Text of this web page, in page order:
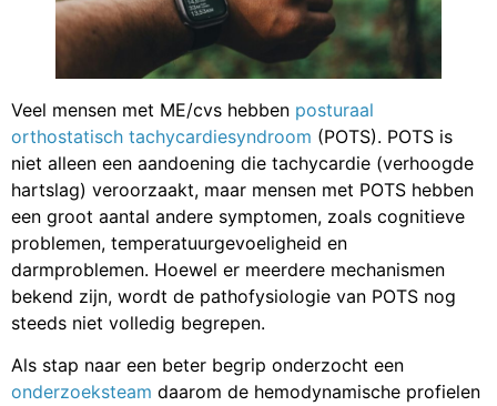
Veel mensen met ME/cvs hebben posturaal
orthostatisch tachycardiesyndroom (POTS). POTS is
niet alleen een aandoening die tachycardie (verhoogde
hartslag) veroorzaakt, maar mensen met POTS hebben
een groot aantal andere symptomen, zoals cognitieve
problemen, temperatuurgevoeligheid en
darmproblemen. Hoewel er meerdere mechanismen
bekend zijn, wordt de pathofysiologie van POTS nog
steeds niet volledig begrepen.
Als stap naar een beter begrip onderzocht een
onderzoeksteam daarom de hemodynamische profielen